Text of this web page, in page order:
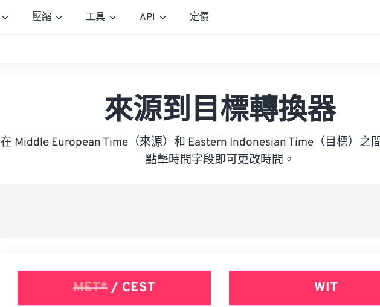
壓縮 工具 API 定價
來源到目標轉換器
在 Middle European Time（來源）和 Eastern Indonesian Time（目標）之
點擊時間字段即可更改時間。
MET* / CEST WIT